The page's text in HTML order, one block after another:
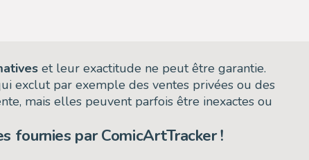
et leur exactitude ne peut être garantie.
exclut par exemple des ventes privées ou des
mais elles peuvent parfois être inexactes ou
fournies par ComicArtTracker !